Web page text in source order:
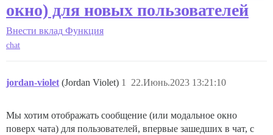
окно) для новых пользователей
Внести вклад Функция
chat
jordan-violet (Jordan Violet) 22.Июнь.2023 13:21:10
1
Мы хотим отображать сообщение (или модальное окно
поверх чата) для пользователей, впервые зашедших в чат, с